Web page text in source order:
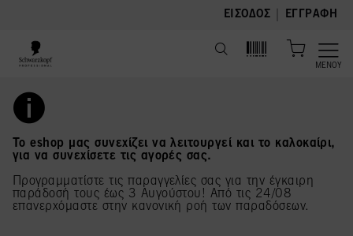
ΕΊΣΟΔΟΣ ΕΓΓΡΑΦΉ
ΜΕΝΟΎ
Το eshop μας συνεχίζει να λειτουργεί και το καλοκαίρι,
για να συνεχίσετε τις αγορές σας.
Προγραμματίστε τις παραγγελίες σας για την έγκαιρη
παράδοσή τους έως 3 Αυγούστου! Από τις 24/08
επανερχόμαστε στην κανονική ροή των παραδόσεων.